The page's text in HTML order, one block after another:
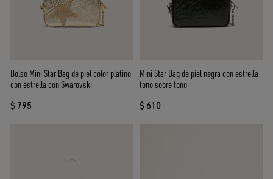
Bolso Mini Star Bag de piel color platino
con estrella con Swarovski
$ 795
Mini Star Bag de piel negra con estrella
tono sobre tono
$ 610